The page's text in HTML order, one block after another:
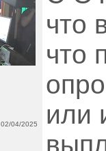
02/04/2025
что
что
или